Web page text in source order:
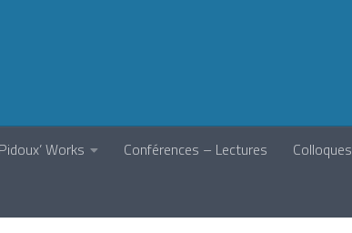
Works Conférences – Lectures Colloques